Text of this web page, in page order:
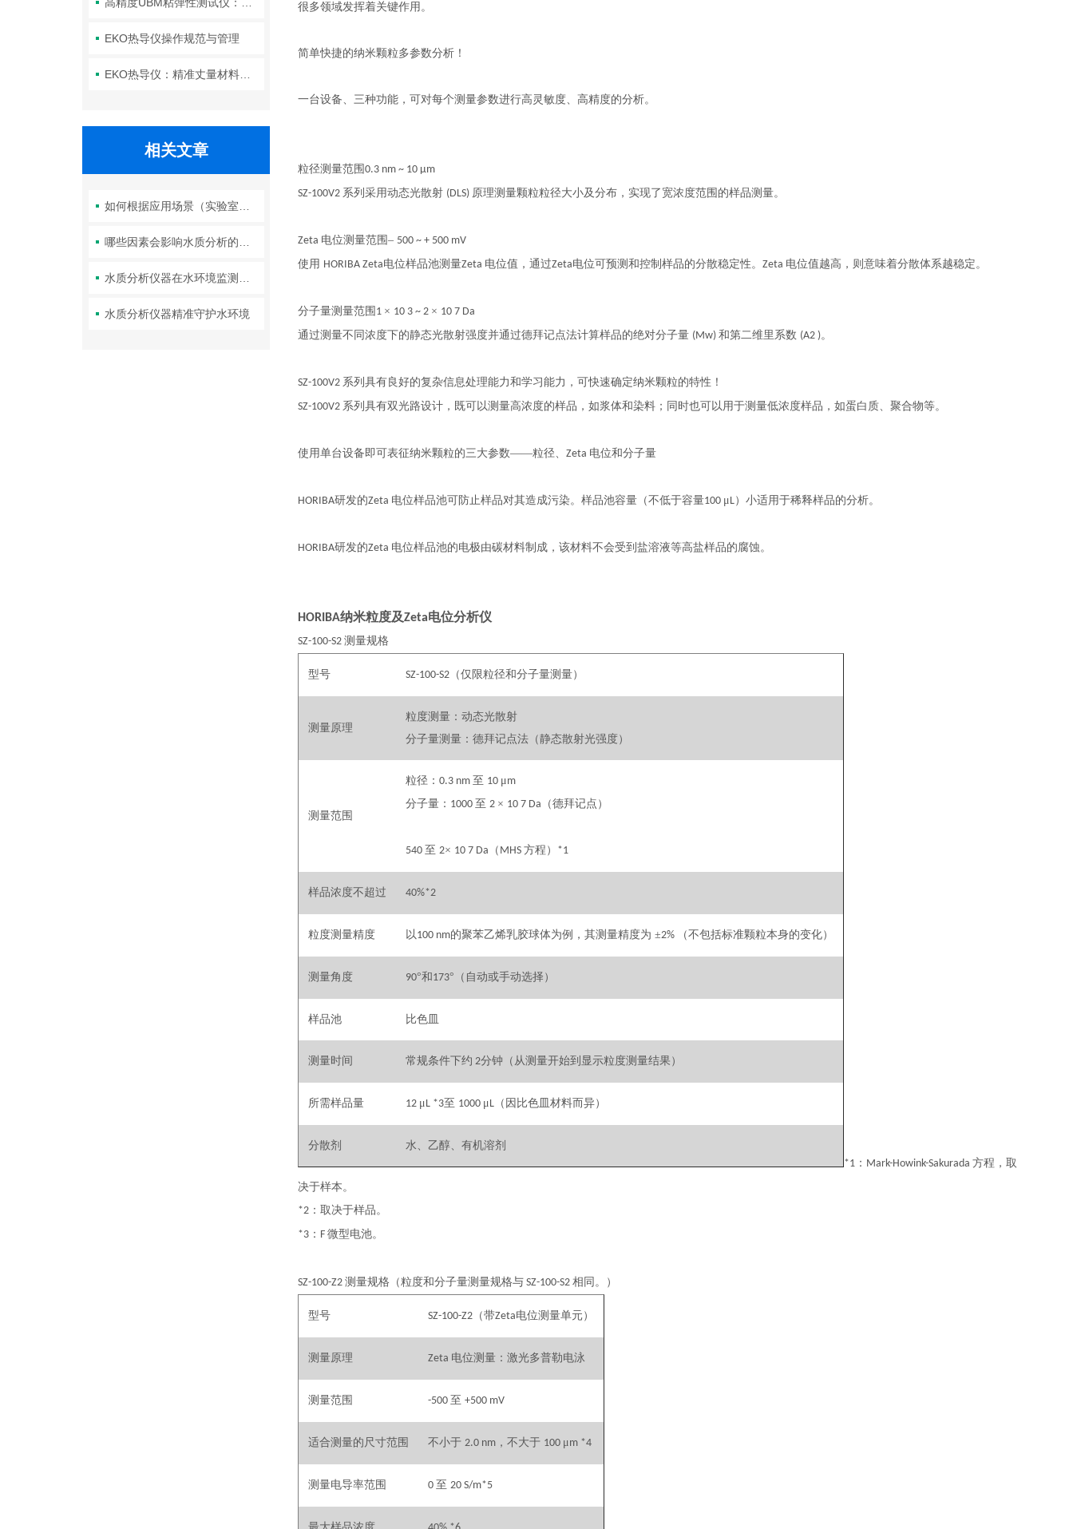
EKO热导仪操作规范与管理
EKO热导仪：精准丈量材料热性能的“温度标尺”
相关文章
水质分析仪器精准守护水环境
很多领域发挥着关键作用。
简单快捷的纳米颗粒多参数分析！
一台设备、三种功能，可对每个测量参数进行高灵敏度、高精度的分析。
粒径测量范围0.3 nm ~ 10 µm
SZ-100V2系列采用动态光散射 (DLS)原理测量颗粒粒径大小及分布，实现了宽浓度范围的样品测量。
Zeta 电位测量范围– 500 ~ + 500 mV
使用 HORIBA Zeta电位样品池测量Zeta 电位值，通过Zeta电位可预测和控制样品的分散稳定性。Zeta 电位值越高，则意味着分散体系越稳定。
分子量测量范围 1 × 10 3 ~ 2 × 10 7 Da
通过测量不同浓度下的静态光散射强度并通过德拜记点法计算样品的绝对分子量 (Mw)和第二维里系数 (A2 )。
SZ-100V2系列具有良好的复杂信息处理能力和学习能力，可快速确定纳米颗粒的特性！
SZ-100V2系列具有双光路设计，既可以测量高浓度的样品，如浆体和染料；同时也可以用于测量低浓度样品，如蛋白质、聚合物等。
使用单台设备即可表征纳米颗粒的三大参数——粒径、Zeta 电位和分子量
HORIBA研发的Zeta 电位样品池可防止样品对其造成污染。样品池容量（不低于容量100 μL）小适用于稀释样品的分析。
HORIBA研发的Zeta 电位样品池的电极由碳材料制成，该材料不会受到盐溶液等高盐样品的腐蚀。
HORIBA纳米粒度及Zeta电位分析仪
SZ-100-S2测量规格
型号 SZ-100-S2 （仅限粒径和分子量测量）
测量原理
粒度测量：动态光散射
分子量测量：德拜记点法（静态散射光强度）
测量范围
粒径：0.3 nm至 10 μm
分子量： 1000至2 × 10 7 Da （德拜记点）
540至2× 10 7 Da （ MHS方程） *1
样品浓度不超过 40%*2
粒度测量精度 以100 nm的聚苯乙烯乳胶球体为例，其测量精度为 ±2% （不包括标准颗粒本身的变化）
测量角度 90°和 173°（自动或手动选择）
样品池 比色皿
测量时间 常规条件下约 2分钟（从测量开始到显示粒度测量结果）
所需样品量 12 μL *3至 1000 μL （因比色皿材料而异）
分散剂
水、乙醇、有机溶剂
*1 ： Mark-Howink-Sakurada方程，取
决于样本。
*2 ：取决于样品。
*3 ： F微型电池。
SZ-100-Z2测量规格（粒度和分子量测量规格与 SZ-100-S2相同。）
型号 SZ-100-Z2 （带Zeta电位测量单元）
测量原理 Zeta 电位测量：激光多普勒电泳
测量范围 -500至+500 mV
适合测量的尺寸范围 不小于 2.0 nm ，不大于 100 μm *4
测量电导率范围 0至20 S/m*5